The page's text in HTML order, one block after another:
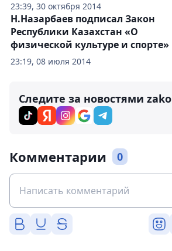
23:39, 30 октября 2014
23:19, 08 июля 2014
Н.Назарбаев подписал Закон
Республики Казахстан «О
физической культуре и спорте»
Следите за новостями
Комментарии 0